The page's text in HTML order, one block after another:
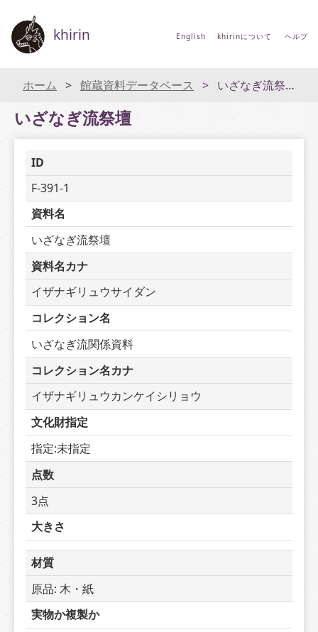
khirin English khirinについて ヘルプ
ホーム 館蔵資料データベース いざなぎ流祭壇
いざなぎ流祭壇
ID
F-391-1
資料名
いざなぎ流祭壇
資料名カナ
イザナギリュウサイダン
コレクション名
いざなぎ流関係資料
コレクション名カナ
イザナギリュウカンケイシリョウ
文化財指定
指定:未指定
点数
3点
大きさ
材質
原品: 木・紙
実物か複製か